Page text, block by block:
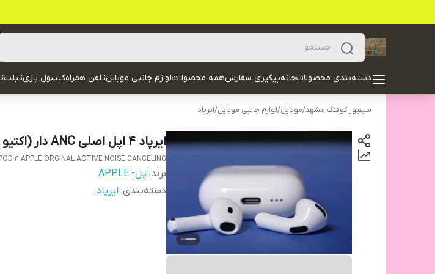
دسته‌بندی محصولاتخانهپیگیری سفارشهمه محصولاتلوازم جانبی موبایلتلفن همراهکنسول بازیتبلت
سینیور کوفنگ مشهد/موبایل/لوازم جانبی موبایل/ایرپاد
ایرپاد 4 اپل اصلی ANC دار (اکتیو نویز کنسلینگ )
4 APPLE ORGINAL ACTIVE NOISE CANCELING
برند:اپل- APPLE
دسته‌بندی: ایرپاد